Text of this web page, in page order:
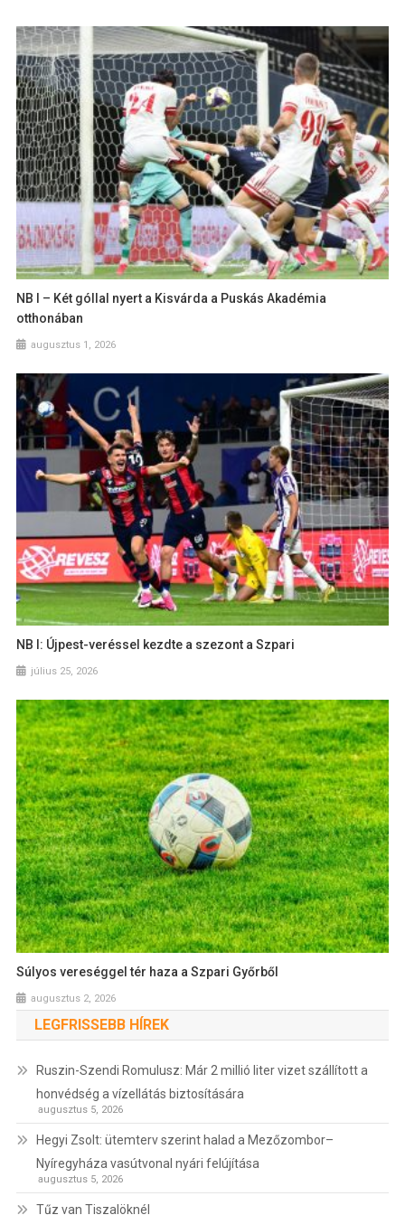
NB I – Két góllal nyert a Kisvárda a Puskás Akadémia
otthonában
augusztus 1, 2026
NB I: Újpest-veréssel kezdte a szezont a Szpari
július 25, 2026
Súlyos vereséggel tér haza a Szpari Győrből
augusztus 2, 2026
LEGFRISSEBB HÍREK
Ruszin-Szendi Romulusz: Már 2 millió liter vizet szállított a
honvédség a vízellátás biztosítására
augusztus 5, 2026
Hegyi Zsolt: ütemterv szerint halad a Mezőzombor–
Nyíregyháza vasútvonal nyári felújítása
augusztus 5, 2026
Tűz van Tiszalöknél